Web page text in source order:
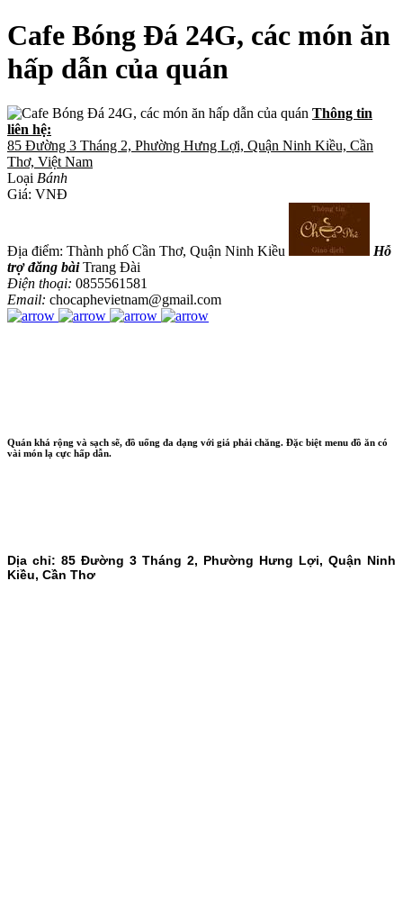
Cafe Bóng Đá 24G, các món ăn
hấp dẫn của quán
Thông tin
liên hệ:
85 Đường 3 Tháng 2, Phường Hưng Lợi, Quận Ninh Kiều, Cần
Thơ, Việt Nam
Loại Bánh
Giá: VNĐ
Địa điểm: Thành phố Cần Thơ, Quận Ninh Kiều
Hỗ
trợ đăng bàiTrang Đài
Điện thoại: 0855561581
Email: chocaphevietnam@gmail.com
Quán khá rộng và sạch sẽ, đồ uống đa dạng với giá phải chăng. Đặc biệt menu đồ ăn có
vài món lạ cực hấp dẫn.
Dịa chỉ: 85 Đường 3 Tháng 2, Phường Hưng Lợi, Quận Ninh
Kiều, Cần Thơ